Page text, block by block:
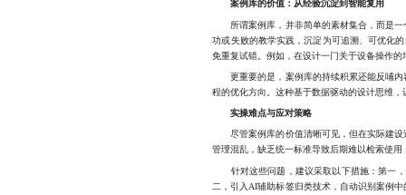
案例库的价值：从经验沉淀到智能复用
所谓案例库，并非简单的素材集合，而是一
功或失败的教学实践，沉淀为可追溯、可优化
免重复试错。例如，在设计一门关于设备操作
更重要的是，案例库的持续积累还能反哺内
程的优化方向。这种基于数据驱动的设计思维
实操难点与应对策略
尽管案例库的价值清晰可见，但在实际建设
管理混乱，缺乏统一标准导致后期难以检索使
针对这些问题，建议采取以下措施：第一，
二，引入AI辅助标签归类技术，自动识别案例